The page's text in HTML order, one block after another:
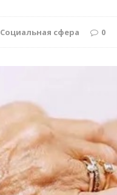
Социальная сфера 0